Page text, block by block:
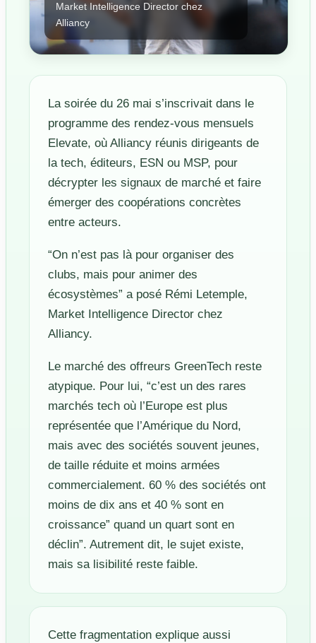
Market Intelligence Director chez
Alliancy
La soirée du 26 mai s’inscrivait dans le
programme des rendez-vous mensuels
Elevate, où Alliancy réunis dirigeants de
la tech, éditeurs, ESN ou MSP, pour
décrypter les signaux de marché et faire
émerger des coopérations concrètes
entre acteurs.
“On n’est pas là pour organiser des
clubs, mais pour animer des
écosystèmes” a posé Rémi Letemple,
Market Intelligence Director chez
Alliancy.
Le marché des offreurs GreenTech reste
atypique. Pour lui, “c’est un des rares
marchés tech où l’Europe est plus
représentée que l’Amérique du Nord,
mais avec des sociétés souvent jeunes,
de taille réduite et moins armées
commercialement. 60 % des sociétés ont
moins de dix ans et 40 % sont en
croissance” quand un quart sont en
déclin”. Autrement dit, le sujet existe,
mais sa lisibilité reste faible.
Cette fragmentation explique aussi